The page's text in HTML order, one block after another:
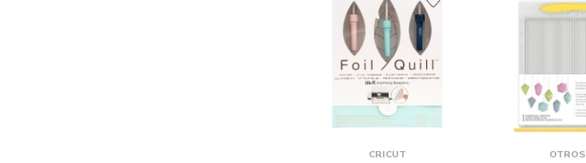
CRICUT OTROS